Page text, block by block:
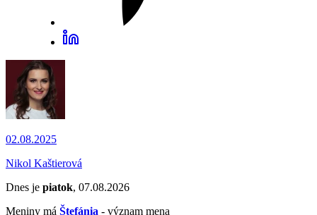
02.08.2025
Nikol Kaštierová
Dnes je piatok, 07.08.2026
Meniny má Štefánia - význam mena